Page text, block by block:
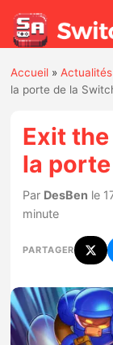
Actualités
Jeux
Chiffres
Accueil »
la porte de la
Exit
la
Par DesBen le
minute
PARTAGER